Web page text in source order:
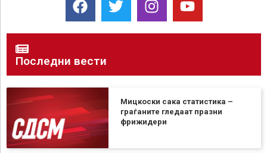
Последни вести
Мицкоски сака статистика –
граѓаните гледаат празни
фрижидери